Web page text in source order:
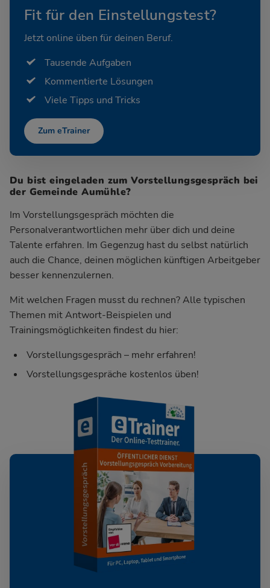
Fit für den Einstellungstest?
Jetzt online üben für deinen Beruf.
Tausende Aufgaben
Kommentierte Lösungen
Viele Tipps und Tricks
Zum eTrainer
Du bist eingeladen zum Vorstellungsgespräch bei
der Gemeinde Aumühle?
Im Vorstellungsgespräch möchten die
Personalverantwortlichen mehr über dich und deine
Talente erfahren. Im Gegenzug hast du selbst natürlich
auch die Chance, deinen möglichen künftigen Arbeitgeber
besser kennenzulernen.
Mit welchen Fragen musst du rechnen? Alle typischen
Themen mit Antwort-Beispielen und
Trainingsmöglichkeiten findest du hier:
Vorstellungsgespräch – mehr erfahren!
Vorstellungsgespräche kostenlos üben!